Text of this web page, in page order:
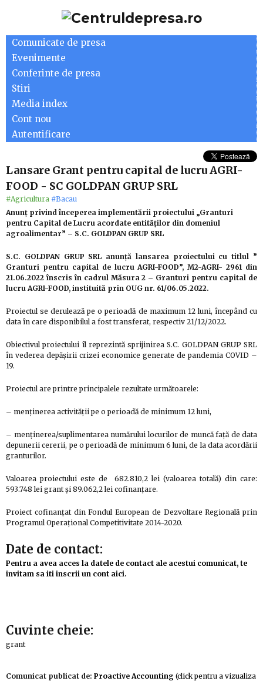
Comunicate de presa
Evenimente
Conferinte de presa
Stiri
Media index
Cont nou
Autentificare
Lansare Grant pentru capital de lucru AGRI-
FOOD - SC GOLDPAN GRUP SRL
#Agricultura #Bacau
Anunț privind începerea implementării proiectului „Granturi
pentru Capital de Lucru acordate entităților din domeniul
agroalimentar” – S.C. GOLDPAN GRUP SRL
S.C. GOLDPAN GRUP SRL anunță lansarea proiectului cu titlul ”
Granturi pentru capital de lucru AGRI-FOOD”, M2-AGRI- 2961 din
21.06.2022 înscris în cadrul Măsura 2 – Granturi pentru capital de
lucru AGRI-FOOD, instituită prin OUG nr. 61/06.05.2022.
Proiectul se derulează pe o perioadă de maximum 12 luni, începând cu
data în care disponibilul a fost transferat, respectiv 21/12/2022.
Obiectivul proiectului îl reprezintă sprijinirea S.C. GOLDPAN GRUP SRL
în vederea depășirii crizei economice generate de pandemia COVID –
19.
Proiectul are printre principalele rezultate următoarele:
– menținerea activității pe o perioadă de minimum 12 luni,
– menținerea/suplimentarea numărului locurilor de muncă față de data
depunerii cererii, pe o perioadă de minimum 6 luni, de la data acordării
granturilor.
Valoarea proiectului este de 682.810,2 lei (valoarea totală) din care:
593.748 lei grant și 89.062,2 lei cofinanțare.
Proiect cofinanțat din Fondul European de Dezvoltare Regională prin
Programul Operațional Competitivitate 2014-2020.
Date de contact:
Pentru a avea acces la datele de contact ale acestui comunicat, te
invitam sa iti inscrii un cont aici.
Cuvinte cheie:
grant
Comunicat publicat de: Proactive Accounting (click pentru a vizualiza